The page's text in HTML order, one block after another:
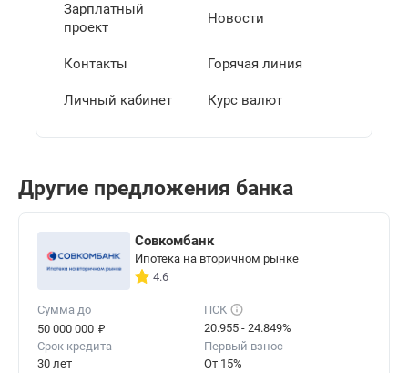
Зарплатный
проект
Новости
Контакты Горячая линия
Личный кабинет Курс валют
Другие предложения банка
Совкомбанк
Ипотека на вторичном рынке
4.6
Сумма до
50 000 000 ₽
ПСК
20.955 - 24.849%
Срок кредита
30 лет
Первый взнос
От 15%